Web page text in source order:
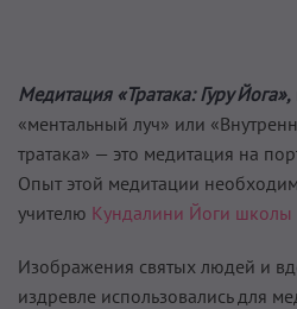
Медитация «Тратака: Гуру Йога»,
«ментальный луч» или
тратака» — это медитация на
Опыт этой медитации
учителю Кундалини Йоги
Изображения святых людей и
издревле использовались для